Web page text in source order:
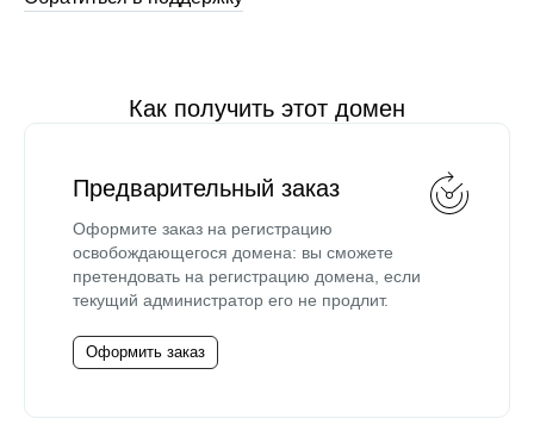
Как получить этот домен
Предварительный заказ
Оформите заказ на регистрацию
освобождающегося домена: вы сможете
претендовать на регистрацию домена, если
текущий администратор его не продлит.
Оформить заказ